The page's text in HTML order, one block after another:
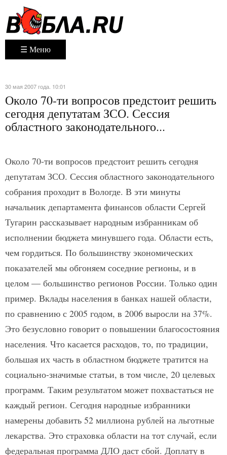
☰ Меню
30 мая 2007 года. 10:01
Около 70-ти вопросов предстоит решить
сегодня депутатам ЗСО. Сессия
областного законодательного...
Около 70-ти вопросов предстоит решить сегодня
депутатам ЗСО. Сессия областного законодательного
собрания проходит в Вологде. В эти минуты
начальник департамента финансов области Сергей
Тугарин рассказывает народным избранникам об
исполнении бюджета минувшего года. Области есть,
чем гордиться. По большинству экономических
показателей мы обгоняем соседние регионы, и в
целом — большинство регионов России. Только один
пример. Вклады населения в банках нашей области,
по сравнению с 2005 годом, в 2006 выросли на 37%.
Это безусловно говорит о повышении благосостояния
населения. Что касается расходов, то, по традиции,
большая их часть в областном бюджете тратится на
социально-значимые статьи, в том числе, 20 целевых
программ. Таким результатом может похвастаться не
каждый регион. Сегодня народные избранники
намерены добавить 52 миллиона рублей на льготные
лекарства. Это страховка области на тот случай, если
федеральная программа ДЛО даст сбой. Доплату в